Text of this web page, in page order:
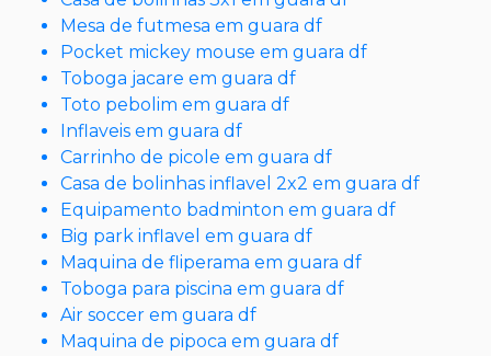
Mesa de futmesa em guara df
Pocket mickey mouse em guara df
Toboga jacare em guara df
Toto pebolim em guara df
Inflaveis em guara df
Carrinho de picole em guara df
Casa de bolinhas inflavel 2x2 em guara df
Equipamento badminton em guara df
Big park inflavel em guara df
Maquina de fliperama em guara df
Toboga para piscina em guara df
Air soccer em guara df
Maquina de pipoca em guara df